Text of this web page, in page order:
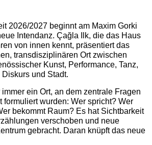
2026/2027 beginnt am Maxim Gorki
Intendanz. Çağla Ilk, die das Haus
von innen kennt, präsentiert das
transdisziplinären Ort zwischen
Kunst, Performance, Tanz,
und Stadt.
ein Ort, an dem zentrale Fragen
formuliert wurden: Wer spricht? Wer
bekommt Raum? Es hat Sichtbarkeit
verschoben und neue
gebracht. Daran knüpft das neue